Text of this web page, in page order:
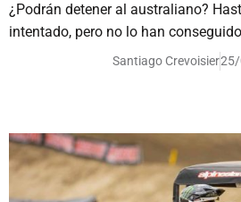
¿Podrán detener al australiano?
intentado, pero no lo han
Santiago Crevoisier